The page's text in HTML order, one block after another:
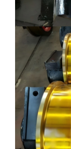
Главная
Страница